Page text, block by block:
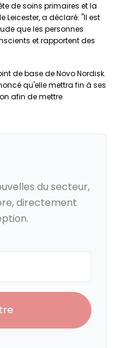
de soins primaires et la
Leicester, a déclaré: "Il est
que les personnes
et rapportent des
de base de Novo Nordisk.
qu'elle mettra fin à ses
afin de mettre
du secteur,
directement